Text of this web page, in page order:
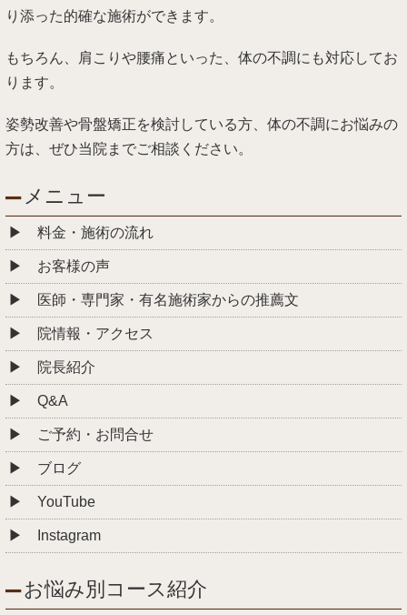
り添った的確な施術ができます。
もちろん、肩こりや腰痛といった、体の不調にも対応してお
ります。
姿勢改善や骨盤矯正を検討している方、体の不調にお悩みの
方は、ぜひ当院までご相談ください。
メニュー
料金・施術の流れ
お客様の声
医師・専門家・有名施術家からの推薦文
院情報・アクセス
院長紹介
Q&A
ご予約・お問合せ
ブログ
YouTube
Instagram
お悩み別コース紹介